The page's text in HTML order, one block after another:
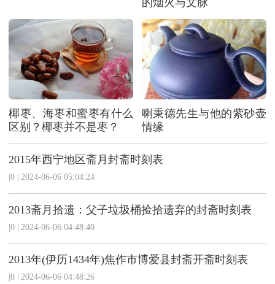
的烟火与文脉
椰枣、海枣和蜜枣有什么
区别？椰枣并不是枣？
喇秉德先生与他的紫砂壶
情缘
2015年西宁地区斋月封斋时刻表
|0 | 2024-06-06 05:04:24
2013斋月拾遗：父子垃圾桶捡拾遗弃的封斋时刻表
|0 | 2024-06-06 04:48:40
2013年(伊历1434年)焦作市博爱县封斋开斋时刻表
|0 | 2024-06-06 04:48:26